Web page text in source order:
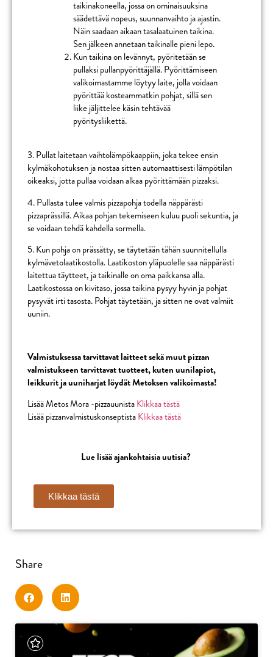
taikinakoneella, jossa on ominaisuuksina
säädettävä nopeus, suunnanvaihto ja ajastin.
Näin saadaan aikaan tasalaatuinen taikina.
Sen jälkeen annetaan taikinalle pieni lepo.
Kun taikina on levännyt, pyöritetään se
pullaksi pullanpyörittäjällä. Pyörittämiseen
valikoimastamme löytyy laite, jolla voidaan
pyörittää kosteammatkin pohjat, sillä sen
liike jäljittelee käsin tehtävää
pyöritysliikettä.
3. Pullat laitetaan vaihtolämpökaappiin, joka tekee ensin
kylmäkohotuksen ja nostaa sitten automaattisesti lämpötilan
oikeaksi, jotta pullaa voidaan alkaa pyörittämään pizzaksi.
4. Pullasta tulee valmis pizzapohja todella näppärästi
pizzaprässillä. Aikaa pohjan tekemiseen kuluu puoli sekuntia, ja
se voidaan tehdä kahdella sormella.
5. Kun pohja on prässätty, se täytetään tähän suunnitellulla
kylmävetolaatikostolla. Laatikoston yläpuolelle saa näppärästi
laitettua täytteet, ja taikinalle on oma paikkansa alla.
Laatikostossa on kivitaso, jossa taikina pysyy hyvin ja pohjat
pysyvät irti tasosta. Pohjat täytetään, ja sitten ne ovat valmiit
uuniin.
Valmistuksessa tarvittavat laitteet sekä muut pizzan
valmistukseen tarvittavat tuotteet, kuten uunilapiot,
leikkurit ja uuniharjat löydät Metoksen valikoimasta!
Lisää Metos Mora -pizzauunistaKlikkaa tästä
Lisää pizzanvalmistuskonseptistaKlikkaa tästä
Lue lisää ajankohtaisia uutisia?
Klikkaa tästä
Share